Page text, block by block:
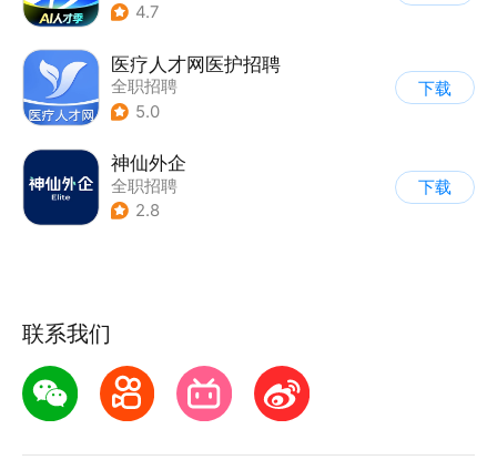
4.7
医疗人才网医护招聘
全职招聘
5.0
下载
神仙外企
全职招聘
2.8
下载
联系我们